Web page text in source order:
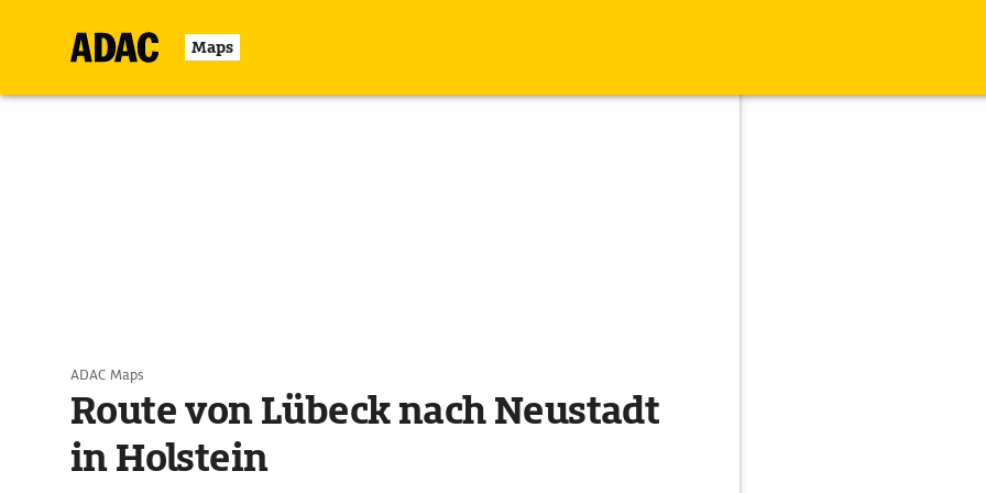
Maps
ADAC Maps
Route von Lübeck nach Neustadt
in Holstein